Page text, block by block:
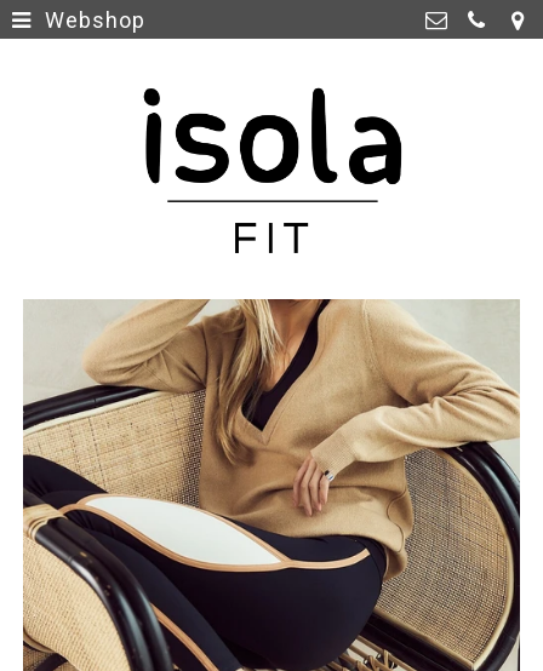
Glacisweg 1C, 6212 BL
Maastricht
06-25 15 28 98
info@isolafit.nl
Webshop